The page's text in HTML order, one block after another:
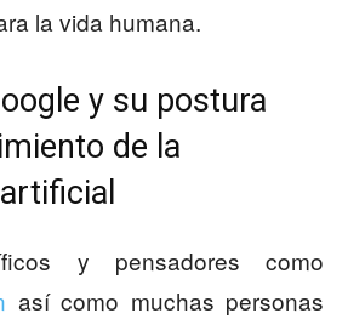
la vida humana.
y su postura
de la
y pensadores como
así como muchas personas